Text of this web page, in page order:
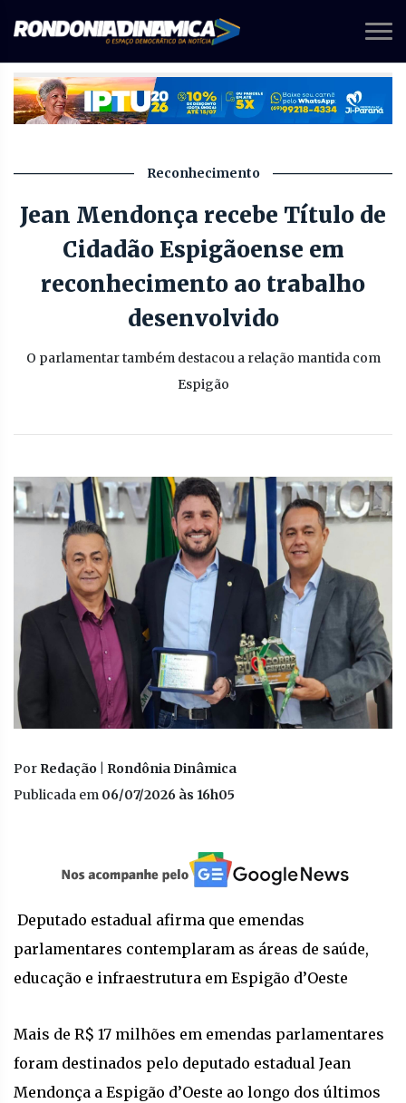
Reconhecimento
Jean Mendonça recebe Título de
Cidadão Espigãoense em
reconhecimento ao trabalho
desenvolvido
O parlamentar também destacou a relação mantida com
Espigão
Por Redação | Rondônia Dinâmica
Publicada em 06/07/2026 às 16h05
Deputado estadual afirma que emendas
parlamentares contemplaram as áreas de saúde,
educação e infraestrutura em Espigão d’Oeste
Mais de R$ 17 milhões em emendas parlamentares
foram destinados pelo deputado estadual Jean
Mendonça a Espigão d’Oeste ao longo dos últimos